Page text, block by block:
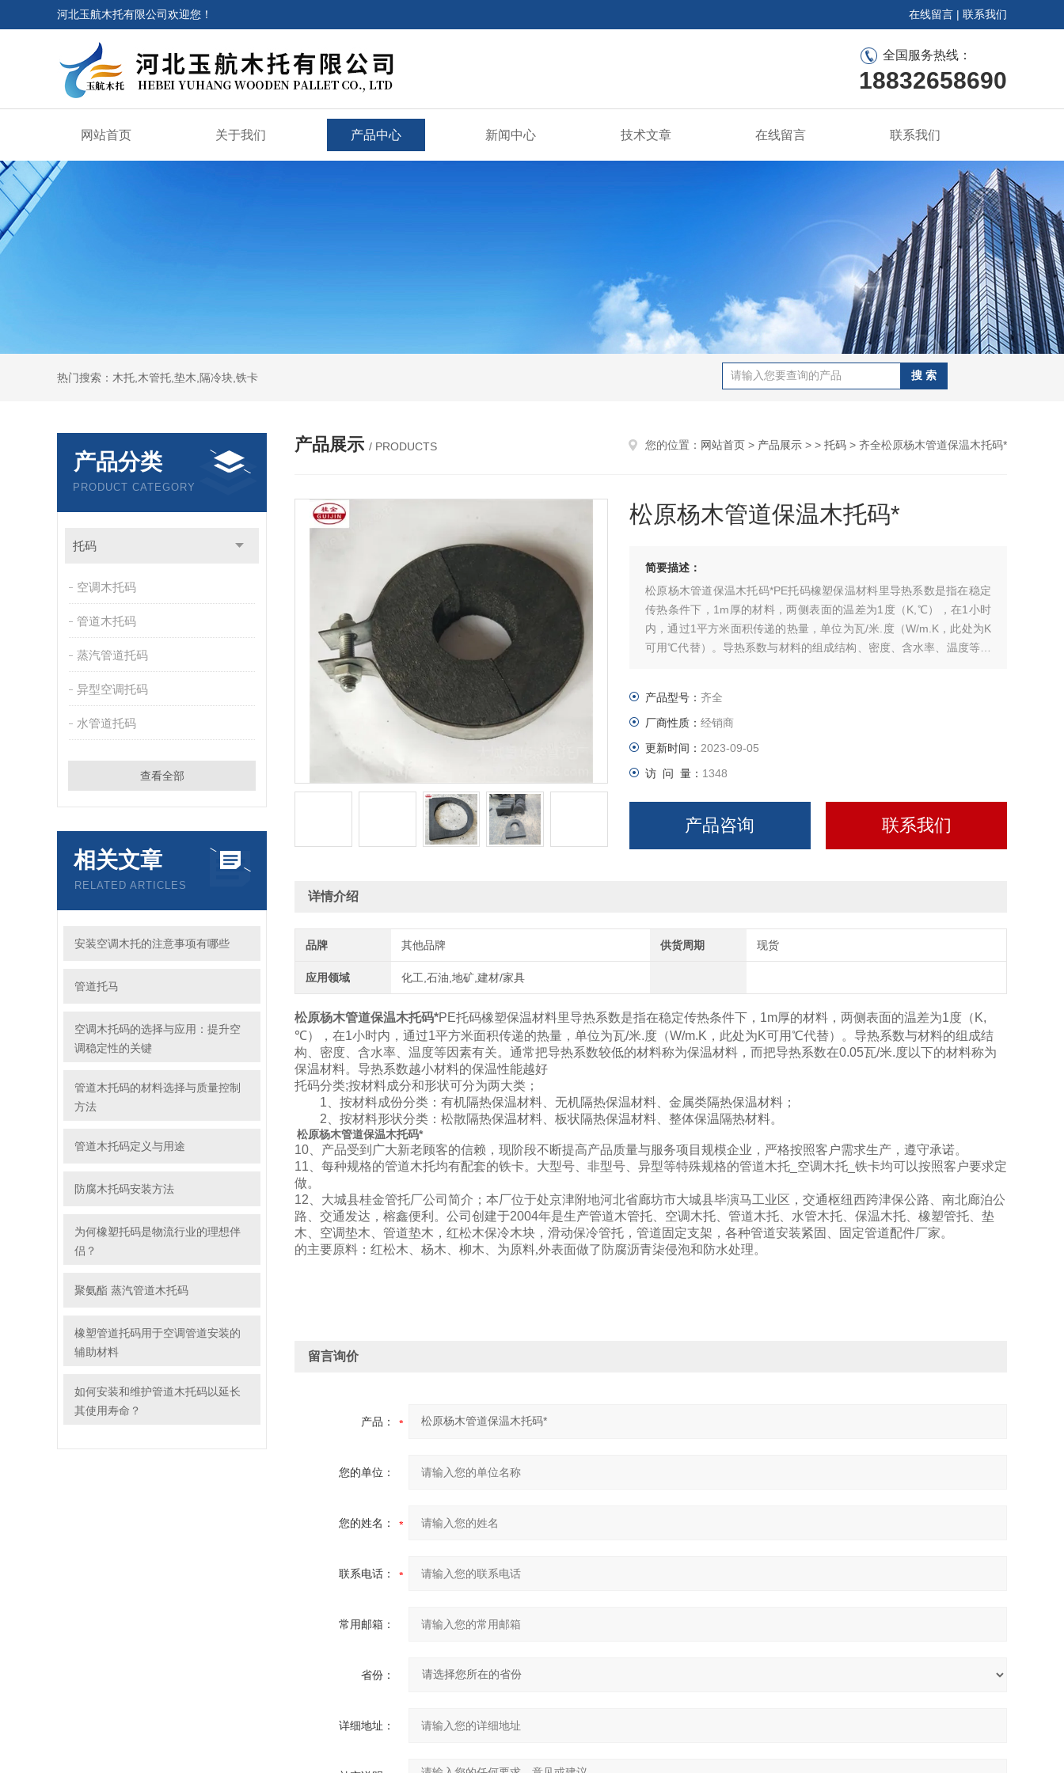
河北玉航木托有限公司欢迎您！ 在线留言 | 联系我们
全国服务热线：
18832658690
网站首页 关于我们 产品中心 新闻中心 技术文章 在线留言 联系我们
热门搜索：木托,木管托,垫木,隔冷块,铁卡
产品分类
PRODUCT CATEGORY
托码
空调木托码
管道木托码
蒸汽管道托码
异型空调托码
水管道托码
查看全部
相关文章
RELATED ARTICLES
安装空调木托的注意事项有哪些
管道托马
空调木托码的选择与应用：提升空
调稳定性的关键
管道木托码的材料选择与质量控制
方法
管道木托码定义与用途
防腐木托码安装方法
为何橡塑托码是物流行业的理想伴
侣？
聚氨酯 蒸汽管道木托码
橡塑管道托码用于空调管道安装的
辅助材料
如何安装和维护管道木托码以延长
其使用寿命？
产品展示 / PRODUCTS 您的位置： 网站首页 > 产品展示 > > 托码 > 齐全松原杨木管道保温木托码*
松原杨木管道保温木托码*
简要描述：
松原杨木管道保温木托码*PE托码橡塑保温材料里导热系数是指在稳定
传热条件下，1m厚的材料，两侧表面的温差为1度（K,℃），在1小时
内，通过1平方米面积传递的热量，单位为瓦/米.度（W/m.K，此处为K
可用℃代替）。导热系数与材料的组成结构、密度、含水率、温度等因
越好
产品型号： 齐全
厂商性质： 经销商
更新时间： 2023-09-05
访 问 量： 1348
产品咨询 联系我们
详情介绍
品牌 其他品牌 供货周期 现货
应用领域 化工,石油,地矿,建材/家具
松原杨木管道保温木托码*PE托码橡塑保温材料里导热系数是指在稳定传热条件下，1m厚的材料，两侧表面的温差为1度（K,
℃），在1小时内，通过1平方米面积传递的热量，单位为瓦/米.度（W/m.K，此处为K可用℃代替）。导热系数与材料的组成结
构、密度、含水率、温度等因素有关。通常把导热系数较低的材料称为保温材料，而把导热系数在0.05瓦/米.度以下的材料称为
保温材料。导热系数越小材料的保温性能越好
托码分类;按材料成分和形状可分为两大类；
1、按材料成份分类：有机隔热保温材料、无机隔热保温材料、金属类隔热保温材料；
2、按材料形状分类：松散隔热保温材料、板状隔热保温材料、整体保温隔热材料。
松原杨木管道保温木托码*
10、产品受到广大新老顾客的信赖，现阶段不断提高产品质量与服务项目规模企业，严格按照客户需求生产，遵守承诺。
11、每种规格的管道木托均有配套的铁卡。大型号、非型号、异型等特殊规格的管道木托_空调木托_铁卡均可以按照客户要求定
做。
12、大城县桂金管托厂公司简介；本厂位于处京津附地河北省廊坊市大城县毕演马工业区，交通枢纽西跨津保公路、南北廊泊公
路、交通发达，榕鑫便利。公司创建于2004年是生产管道木管托、空调木托、管道木托、水管木托、保温木托、橡塑管托、垫
木、空调垫木、管道垫木，红松木保冷木块，滑动保冷管托，管道固定支架，各种管道安装紧固、固定管道配件厂家。
的主要原料：红松木、杨木、柳木、为原料,外表面做了防腐沥青柒侵泡和防水处理。
留言询价
产品：
您的单位：
您的姓名：
联系电话：
常用邮箱：
省份：
详细地址：